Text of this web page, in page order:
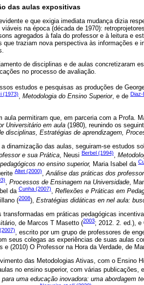
das aulas expositivas
e que exigia imediata mudança dizia
na época (década de 1970):
agregados à fala do professor e à leitura e
que traziam nova perspectiva às informações e
de disciplinas e de aulas concretizaram
no processo de avaliação.
estudos e pesquisas as produções de
(1973), Metodologia do Ensino Superior, e de Diaz-
aula permitiram que, em parceria com a Profa.
Universitário em aula (1980), reunindo os
disciplinas, Estratégias de aprendizagem,
dinamização das aulas, seguiram-se estudos
e sua Prática, Neusi Berbel (1994),
no ensino superior, Maria Isabel da
Altet (2000) Análise das práticas dos
, Processos de Ensinagem na Universidade,
da Cunha (2007), Reflexões e Práticas em
(2008), Estratégias didáticas en nel aula:
em práticas pedagógicas
de Marcos T Masetto (2003; 2012. 2. ed.), e
, escrito por um grupo de professores de
seus colegas as experiências de suas aulas
e (2010) O Professor na Hora da Verdade, de
das Metodologias Ativas, com o Ensino
no ensino superior, com várias publicações,
uma educação inovadora: uma abordagem